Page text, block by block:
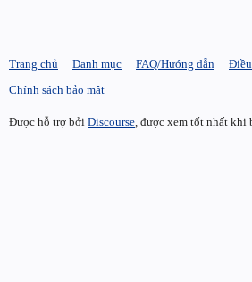
Trang chủ Danh mục FAQ/Hướng dẫn
Chính sách bảo mật
Được hỗ trợ bởi Discourse , được xem tốt nhất khi